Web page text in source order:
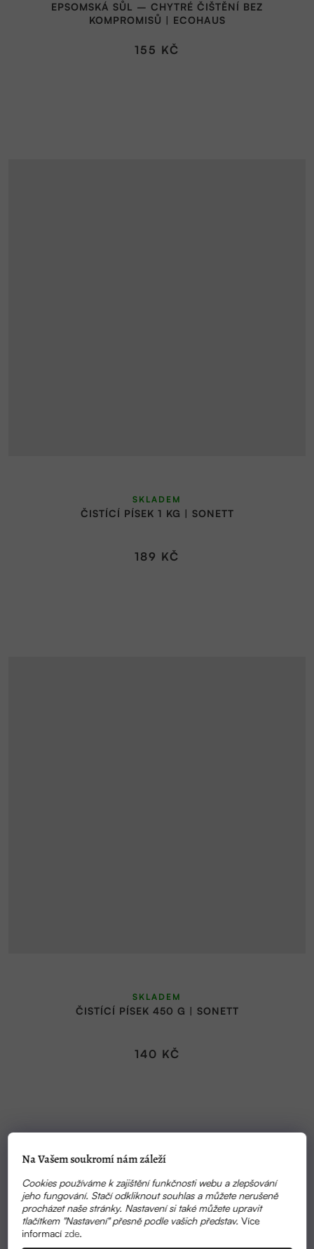
Na Vašem soukromí nám záleží
Cookies používáme k zajištění funkčnosti webu a zlepšování
jeho fungování. Stačí odkliknout souhlas a můžete nerušeně
procházet naše stránky. Nastavení si také můžete upravit
tlačítkem "Nastavení" přesně podle vašich představ.Více
informacízde.
EPSOMSKÁ SŮL – CHYTRÉ ČIŠTĚNÍ BEZ
KOMPROMISŮ | ECOHAUS
155 KČ
ČISTÍCÍ PÍSEK 1 KG | SONETT
SKLADEM
189 KČ
ČISTÍCÍ PÍSEK 450 G | SONETT
SKLADEM
140 KČ